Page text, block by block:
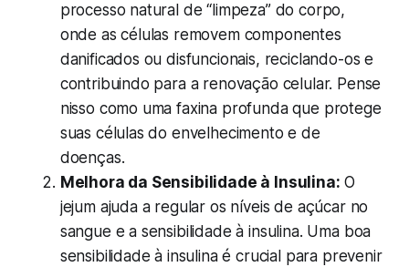
processo natural de “limpeza” do corpo,
onde as células removem componentes
danificados ou disfuncionais, reciclando-os e
contribuindo para a renovação celular. Pense
nisso como uma faxina profunda que protege
suas células do envelhecimento e de
doenças.
Melhora da Sensibilidade à Insulina: O
jejum ajuda a regular os níveis de açúcar no
sangue e a sensibilidade à insulina. Uma boa
sensibilidade à insulina é crucial para prevenir